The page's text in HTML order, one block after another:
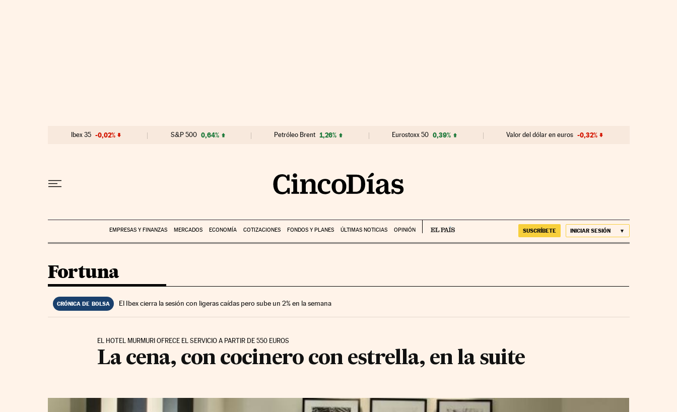
Ibex 35 -0,02% S&P 500 0,64% Petróleo Brent 1,26% Eurostoxx 50 0,39% Valor del dólar en euros -0,32%
EMPRESAS Y FINANZAS MERCADOS ECONOMÍA COTIZACIONES FONDOS Y PLANES ÚLTIMAS NOTICIAS OPINIÓN SUSCRÍBETE INICIAR SESIÓN
Fortuna
CRÓNICA DE BOLSA El Ibex cierra la sesión con ligeras caídas pero sube un 2% en la semana
EL HOTEL MURMURI OFRECE EL SERVICIO A PARTIR DE 550 EUROS
La cena, con cocinero con estrella, en la suite